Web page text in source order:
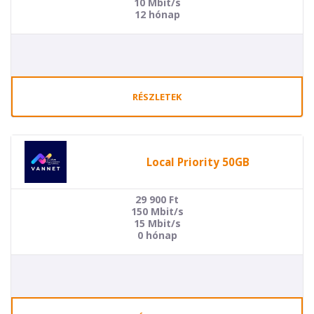
12 hónap
RÉSZLETEK
Local Priority 50GB
29 900 Ft
150 Mbit/s
15 Mbit/s
0 hónap